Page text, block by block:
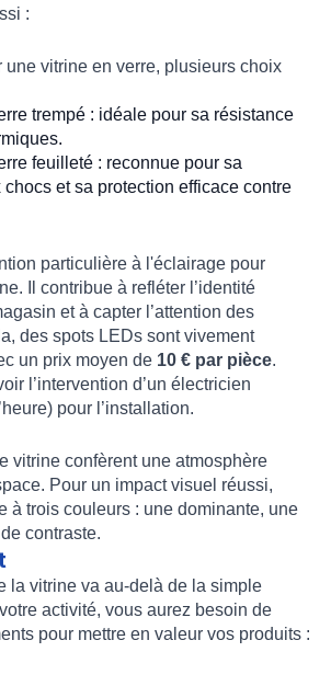
:
une vitrine en verre, plusieurs choix
trempé : idéale pour sa résistance
feuilleté : reconnue pour sa
chocs et sa protection efficace contre
particulière à l'éclairage pour
Il contribue à refléter l’identité
et à capter l’attention des
des spots LEDs sont vivement
un prix moyen de 10 € par pièce.
l’intervention d’un électricien
pour l’installation.
vitrine confèrent une atmosphère
Pour un impact visuel réussi,
à trois couleurs : une dominante, une
contraste.
la vitrine va au-delà de la simple
activité, vous aurez besoin de
pour mettre en valeur vos produits :